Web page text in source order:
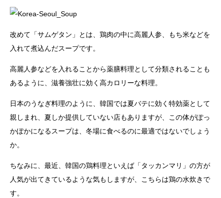
改めて「サムゲタン」とは、鶏肉の中に高麗人参、もち米などを
入れて煮込んだスープです。
高麗人参などを入れることから薬膳料理として分類されることも
あるように、滋養強壮に効く高カロリーな料理。
日本のうなぎ料理のように、韓国では夏バテに効く特効薬として
親しまれ、夏しか提供していない店もありますが、この体がぽっ
かぽかになるスープは、冬場に食べるのに最適ではないでしょう
か。
ちなみに、最近、韓国の鶏料理といえば「タッカンマリ」の方が
人気が出てきているような気もしますが、こちらは鶏の水炊きで
す。